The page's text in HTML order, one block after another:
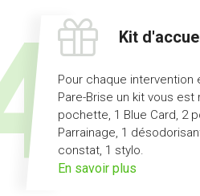
de
Kit
Pour chaque
Pare-Brise un kit vous
pochette, 1 Blue Card, 2
Parrainage, 1
constat, 1 stylo.
En savoir plus